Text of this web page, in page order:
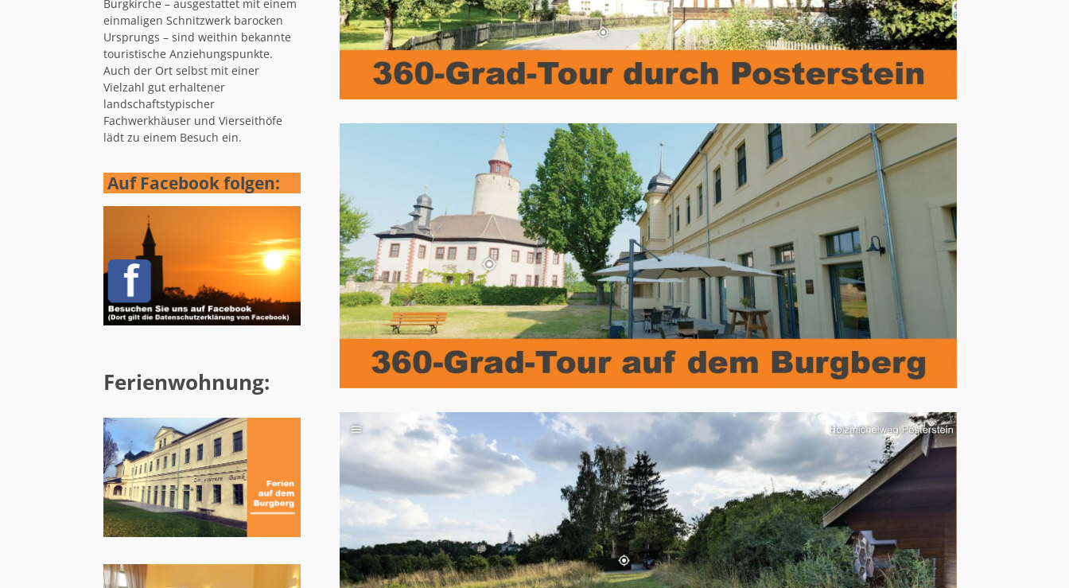
Burgkirche – ausgestattet mit einem
einmaligen Schnitzwerk barocken
Ursprungs – sind weithin bekannte
touristische Anziehungspunkte.
Auch der Ort selbst mit einer
Vielzahl gut erhaltener
landschaftstypischer
Fachwerkhäuser und Vierseithöfe
lädt zu einem Besuch ein.
Auf Facebook folgen:
Ferienwohnung: